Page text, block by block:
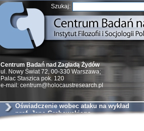
Szukaj:
Centrum Badań nad Zagładą Żydów
ul. Nowy Świat 72, 00-330 Warszawa;
Palac Staszica pok. 120
e-mail: centrum@holocaustresearch.pl
Oświadczenie wobec ataku na wykład
prof. Jana Grabowskiego